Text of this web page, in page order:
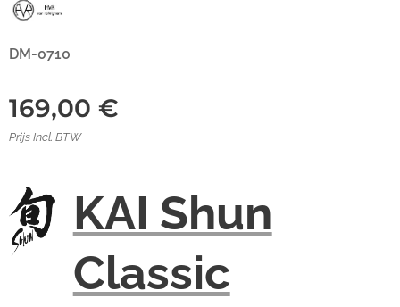
DM-0710
169,00 €
Prijs Incl. BTW
KAI Shun
Classic